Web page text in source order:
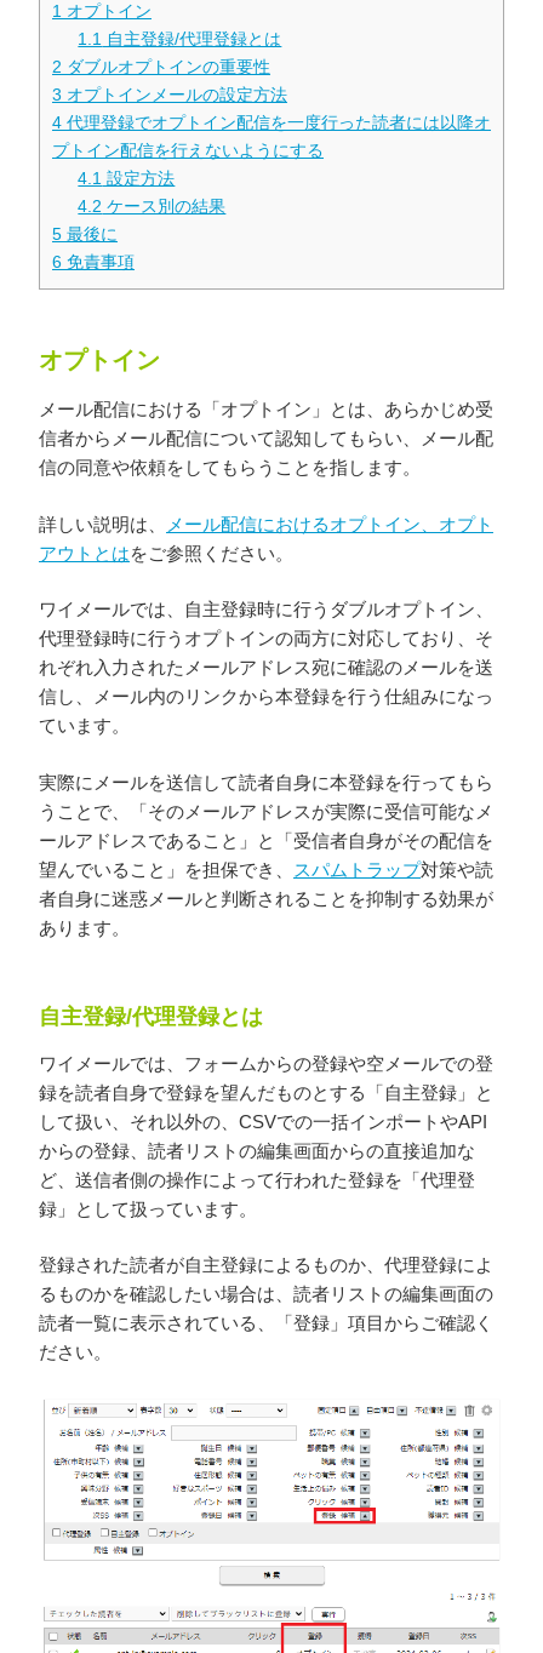
1 オプトイン
1.1 自主登録/代理登録とは
2 ダブルオプトインの重要性
3 オプトインメールの設定方法
4 代理登録でオプトイン配信を一度行った読者には以降オ
プトイン配信を行えないようにする
4.1 設定方法
4.2 ケース別の結果
5 最後に
6 免責事項
オプトイン
メール配信における「オプトイン」とは、あらかじめ受
信者からメール配信について認知してもらい、メール配
信の同意や依頼をしてもらうことを指します。
詳しい説明は、
メール配信におけるオプトイン、オプト
アウトとはをご参照ください。
ワイメールでは、自主登録時に行うダブルオプトイン、
代理登録時に行うオプトインの両方に対応しており、そ
れぞれ入力されたメールアドレス宛に確認のメールを送
信し、メール内のリンクから本登録を行う仕組みになっ
ています。
実際にメールを送信して読者自身に本登録を行ってもら
うことで、「そのメールアドレスが実際に受信可能なメ
ールアドレスであること」と「受信者自身がその配信を
望んでいること」を担保でき、
スパムトラップ対策や読
者自身に迷惑メールと判断されることを抑制する効果が
あります。
自主登録/代理登録とは
ワイメールでは、フォームからの登録や空メールでの登
録を読者自身で登録を望んだものとする「自主登録」と
して扱い、それ以外の、CSVでの一括インポートやAPI
からの登録、読者リストの編集画面からの直接追加な
ど、送信者側の操作によって行われた登録を「代理登
録」として扱っています。
登録された読者が自主登録によるものか、代理登録によ
るものかを確認したい場合は、読者リストの編集画面の
読者一覧に表示されている、「登録」項目からご確認く
ださい。